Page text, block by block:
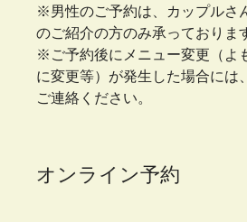
※男性のご予約は、カップルさ
のご紹介の方のみ承っておりま
※ご予約後にメニュー変更（よ
に変更等）が発生した場合には
ご連絡ください。
オンライン予約